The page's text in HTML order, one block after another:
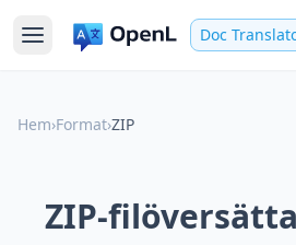
Doc
Hem›Format›ZIP
ZIP-